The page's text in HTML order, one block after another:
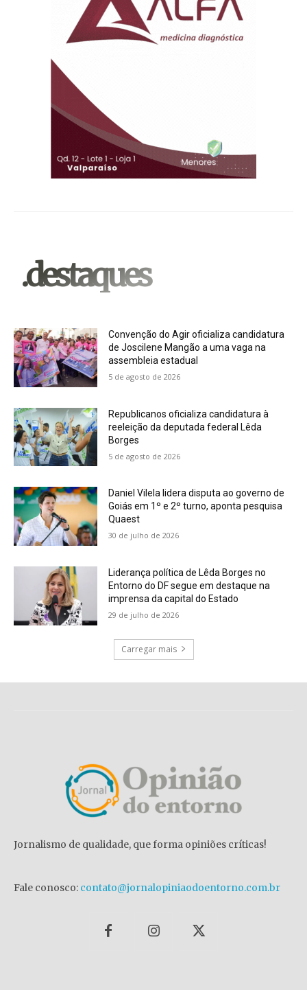
.destaques
Convenção do Agir oficializa candidatura
de Joscilene Mangão a uma vaga na
assembleia estadual
5 de agosto de 2026
Republicanos oficializa candidatura à
reeleição da deputada federal Lêda
Borges
5 de agosto de 2026
Daniel Vilela lidera disputa ao governo de
Goiás em 1º e 2º turno, aponta pesquisa
Quaest
30 de julho de 2026
Liderança política de Lêda Borges no
Entorno do DF segue em destaque na
imprensa da capital do Estado
29 de julho de 2026
Carregar mais
Jornalismo de qualidade, que forma opiniões críticas!
Fale conosco: contato@jornalopiniaodoentorno.com.br